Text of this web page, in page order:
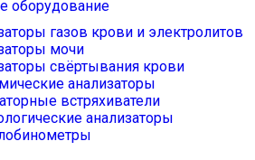
оборудование
газов крови и электролитов
мочи
свёртывания крови
анализаторы
встряхиватели
анализаторы